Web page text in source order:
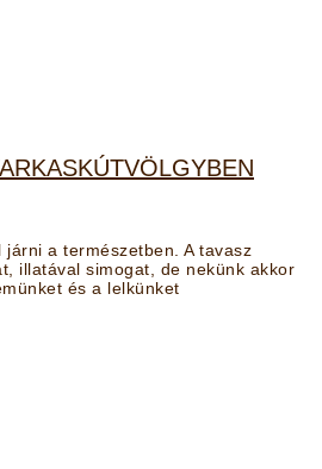
a természetben. A tavasz
illatával simogat, de nekünk akkor
és a lelkünket